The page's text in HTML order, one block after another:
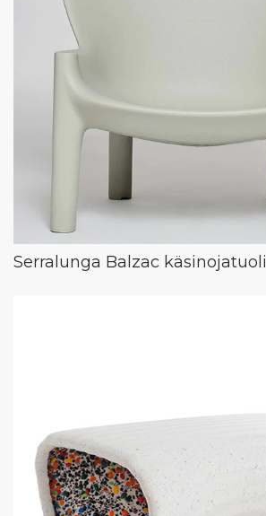
Serralunga Balzac käsinojatuoli